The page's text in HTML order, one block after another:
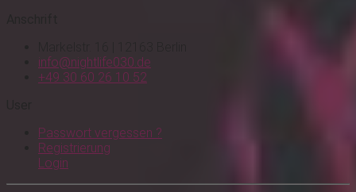
info@nightlife030.de
+49 30 60 26 10 52
Passwort vergessen ?
Registrierung
Login